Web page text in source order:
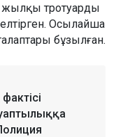
жылқы тротуарды
Осылайша
бұзылған.